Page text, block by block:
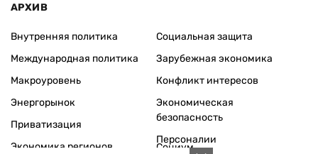
АРХИВ
Внутренняя политика
Международная политика
Макроуровень
Энергорынок
Приватизация
Экономика регионов
Социальная защита
Зарубежная экономика
Конфликт интересов
Экономическая
безопасность
Персоналии
Социум